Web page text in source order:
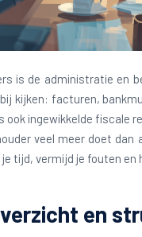
is de administratie en
kijken: facturen,
ook ingewikkelde fiscale
veel meer doet
tijd, vermijd je fouten en
en